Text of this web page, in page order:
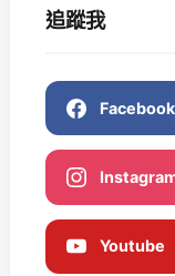
追蹤我
Facebook
Youtube